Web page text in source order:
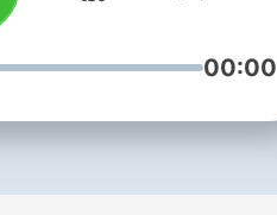
00:00